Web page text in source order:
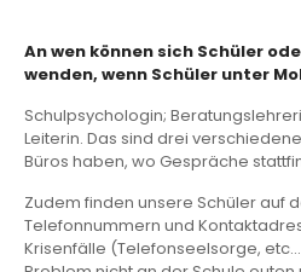
An wen können sich Schüler
wenden, wenn Schüler unter
Schulpsychologin;
Leiterin. Das sind drei
Büros haben, wo Gespräche
Zudem finden unsere Schüler auf
Telefonnummern und
Krisenfälle (Telefonseelsorge,